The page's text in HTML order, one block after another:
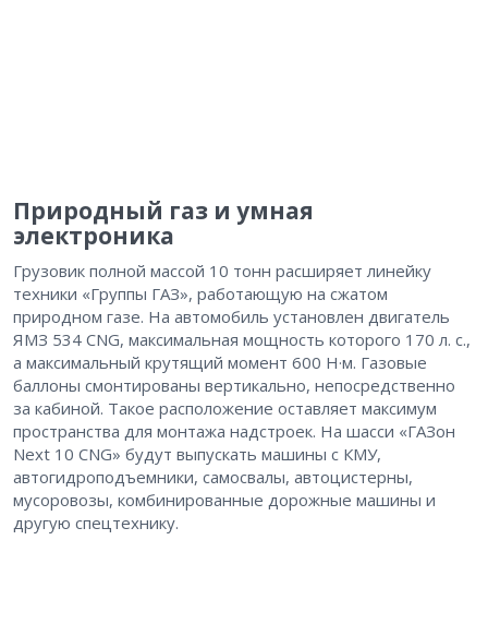
Природный газ и умная
электроника
Грузовик полной массой 10 тонн расширяет линейку
техники «Группы ГАЗ», работающую на сжатом
природном газе. На автомобиль установлен двигатель
ЯМЗ 534 CNG, максимальная мощность которого 170 л. с.,
а максимальный крутящий момент 600 Н·м. Газовые
баллоны смонтированы вертикально, непосредственно
за кабиной. Такое расположение оставляет максимум
пространства для монтажа надстроек. На шасси «ГАЗон
Next 10 CNG» будут выпускать машины с КМУ,
автогидроподъемники, самосвалы, автоцистерны,
мусоровозы, комбинированные дорожные машины и
другую спецтехнику.